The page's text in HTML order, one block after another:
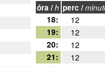
óra /h perc /
18:
12
19:
12
20:
12
21:
12